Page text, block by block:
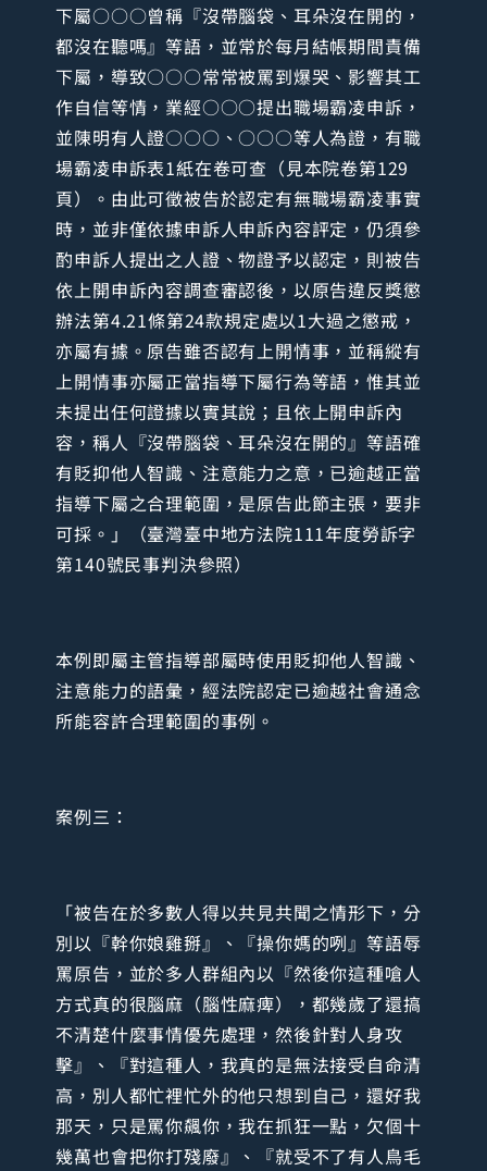
下屬○○○曾稱『沒帶腦袋、耳朵沒在開的，
都沒在聽嗎』等語，並常於每月結帳期間責備
下屬，導致○○○常常被罵到爆哭、影響其工
作自信等情，業經○○○提出職場霸凌申訴，
並陳明有人證○○○、○○○等人為證，有職
場霸凌申訴表1紙在卷可查（見本院卷第129
頁）。由此可徵被告於認定有無職場霸凌事實
時，並非僅依據申訴人申訴內容評定，仍須參
酌申訴人提出之人證、物證予以認定，則被告
依上開申訴內容調查審認後，以原告違反獎懲
辦法第4.21條第24款規定處以1大過之懲戒，
亦屬有據。原告雖否認有上開情事，並稱縱有
上開情事亦屬正當指導下屬行為等語，惟其並
未提出任何證據以實其說；且依上開申訴內
容，稱人『沒帶腦袋、耳朵沒在開的』等語確
有貶抑他人智識、注意能力之意，已逾越正當
指導下屬之合理範圍，是原告此節主張，要非
可採。」（臺灣臺中地方法院111年度勞訴字
第140號民事判決參照）
本例即屬主管指導部屬時使用貶抑他人智識、
注意能力的語彙，經法院認定已逾越社會通念
所能容許合理範圍的事例。
案例三：
「被告在於多數人得以共見共聞之情形下，分
別以『幹你娘雞掰』、『操你媽的咧』等語辱
罵原告，並於多人群組內以『然後你這種嗆人
方式真的很腦麻（腦性麻痺），都幾歲了還搞
不清楚什麼事情優先處理，然後針對人身攻
擊』、『對這種人，我真的是無法接受自命清
高，別人都忙裡忙外的他只想到自己，還好我
那天，只是罵你飆你，我在抓狂一點，欠個十
幾萬也會把你打殘廢』、『就受不了有人鳥毛